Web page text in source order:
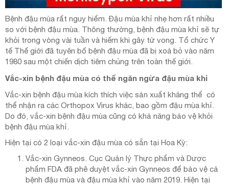
Bệnh đậu mùa rất nguy hiểm. Đậu mùa khỉ nhẹ hơn rất nhiều
so với bệnh đậu mùa. Thông thường, bệnh đậu mùa khỉ sẽ tự
khỏi trong vòng vài tuần và hiếm khi gây tử vong. Tổ chức Y
tế Thế giới đã tuyên bố bệnh đậu mùa đã bị xoá bỏ vào năm
1980 sau một chiến dịch tiêm chủng trên toàn thế giới.
Vắc-xin bệnh đậu mùa có thể ngăn ngừa đậu mùa khỉ
Vắc-xin bệnh đậu mùa kích thích việc sản xuất kháng thể có
thể nhận ra các Orthopox Virus khác, bao gồm đậu mùa khỉ.
Do đó, vắc-xin bệnh đậu mùa cũng có khả năng bảo vệ khỏi
bệnh đậu mùa khỉ.
Hiện tại có 2 loại vắc-xin đậu mùa có sẵn tại Hoa Kỳ:
Vắc-xin Gynneos. Cục Quản lý Thực phẩm và Dược
phẩm FDA đã phê duyệt vắc-xin Gynneos để bảo vệ cả
bệnh đậu mùa và đậu mùa khỉ vào năm 2019. Hiện tại